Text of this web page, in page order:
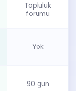
Topluluk
forumu
Yok
90 gün